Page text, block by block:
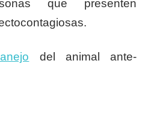
que presenten
del animal ante-